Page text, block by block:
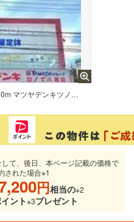
現地から1610m マツヤデンキツノイ八潮店 徒歩21分。
て、後日、本ページ記載の価格で
された場合※1
円相当の※2
ント※3プレゼント